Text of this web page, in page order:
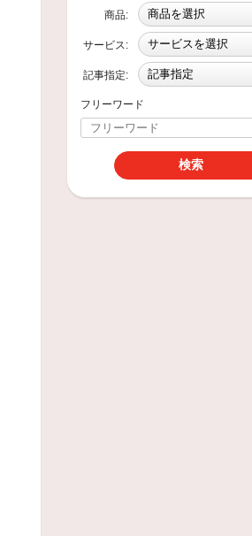
商品:
サービス:
記事指定:
フリーワード